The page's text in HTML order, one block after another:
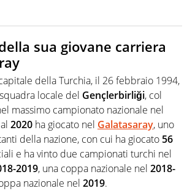
sua giovane carriera
della Turchia, il 26 febbraio 1994,
locale del Gençlerbirliği, col
massimo campionato nazionale nel
al 2020 ha giocato nel Galatasaray, uno
della nazione, con cui ha giocato 56
e ha vinto due campionati turchi nel
2019, una coppa nazionale nel 2018-
nazionale nel 2019.